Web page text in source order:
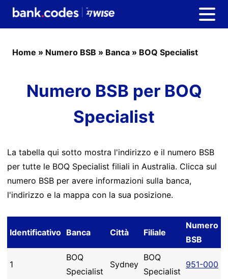
Home » Numero BSB » Banca » BOQ Specialist
Numero BSB per BOQ
Specialist
La tabella qui sotto mostra l'indirizzo e il numero BSB
per tutte le BOQ Specialist filiali in Australia. Clicca sul
numero BSB per avere informazioni sulla banca,
l'indirizzo e la mappa con la sua posizione.
Identificativo Banca Città Filiale
Numero
BSB
1
BOQ
Specialist
Sydney
BOQ
Specialist
951-000